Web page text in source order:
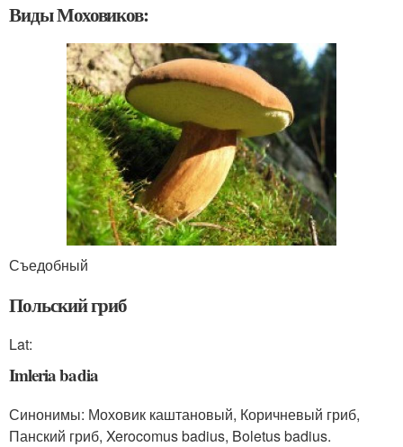
Виды Моховиков:
Съедобный
Польский гриб
Lat:
Imleria badia
Синонимы: Моховик каштановый, Коричневый гриб,
Панский гриб, Xerocomus badius, Boletus badius.